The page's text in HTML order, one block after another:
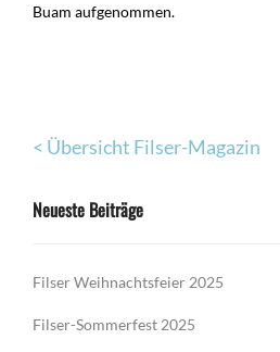
Buam aufgenommen.
< Übersicht Filser-Magazin
Neueste Beiträge
Filser Weihnachtsfeier 2025
Filser-Sommerfest 2025